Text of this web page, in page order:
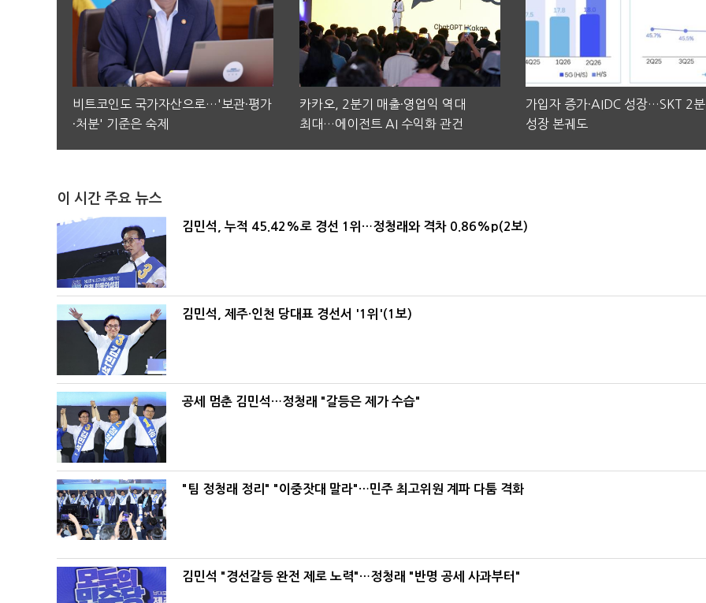
비트코인도 국가자산으로…'보관·평가
·처분' 기준은 숙제
카카오, 2분기 매출·영업익 역대
최대…에이전트 AI 수익화 관건
가입자 증가·AIDC 성장…SKT 2
성장 본궤도
이 시간 주요 뉴스
김민석, 누적 45.42%로 경선 1위…정청래와 격차 0.86%p(2보)
김민석, 제주·인천 당대표 경선서 '1위'(1보)
공세 멈춘 김민석…정청래 "갈등은 제가 수습"
"팀 정청래 정리" "이중잣대 말라"…민주 최고위원 계파 다툼 격화
김민석 "경선갈등 완전 제로 노력"…정청래 "반명 공세 사과부터"